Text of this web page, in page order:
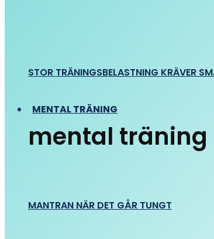
STOR TRÄNINGSBELASTNING KRÄVER
MENTAL TRÄNING
mental träning
MANTRAN NÄR DET GÅR TUNGT